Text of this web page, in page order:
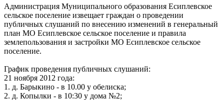
Администрация Муниципального образования Есиплевское
сельское поселение извещает граждан о проведении
публичных слушаний по внесению изменений в генеральный
план МО Есиплевское сельское поселение и правила
землепользования и застройки МО Есиплевское сельское
поселение.
График проведения публичных слушаний:
21 ноября 2012 года:
1. д. Барыкино - в 10.00 у обелиска;
2. д. Копылки - в 10:30 у дома №2;